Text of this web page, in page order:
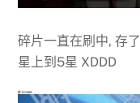
碎片一直在刷中, 存
星上到5星 XDDD